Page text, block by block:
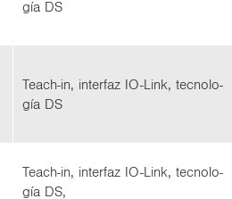
gía DS
Teach-​in, in­ter­faz IO-​Link, tec­no­lo­
gía DS
Teach-​in, in­ter­faz IO-​Link, tec­no­lo­
gía DS,